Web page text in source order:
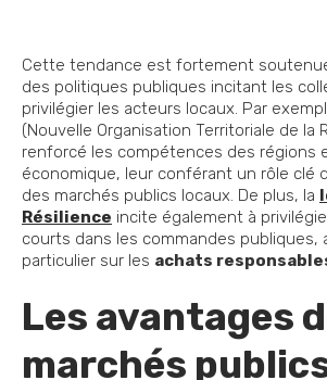
Cette tendance est fortement
des politiques publiques incitant les
privilégier les acteurs locaux. Par
(Nouvelle Organisation Territoriale de la
renforcé les compétences des régions
économique, leur conférant un rôle clé
des marchés publics locaux. De plus, la
Résilience incite également à
courts dans les commandes publiques,
particulier sur les achats
Les avantages
marchés